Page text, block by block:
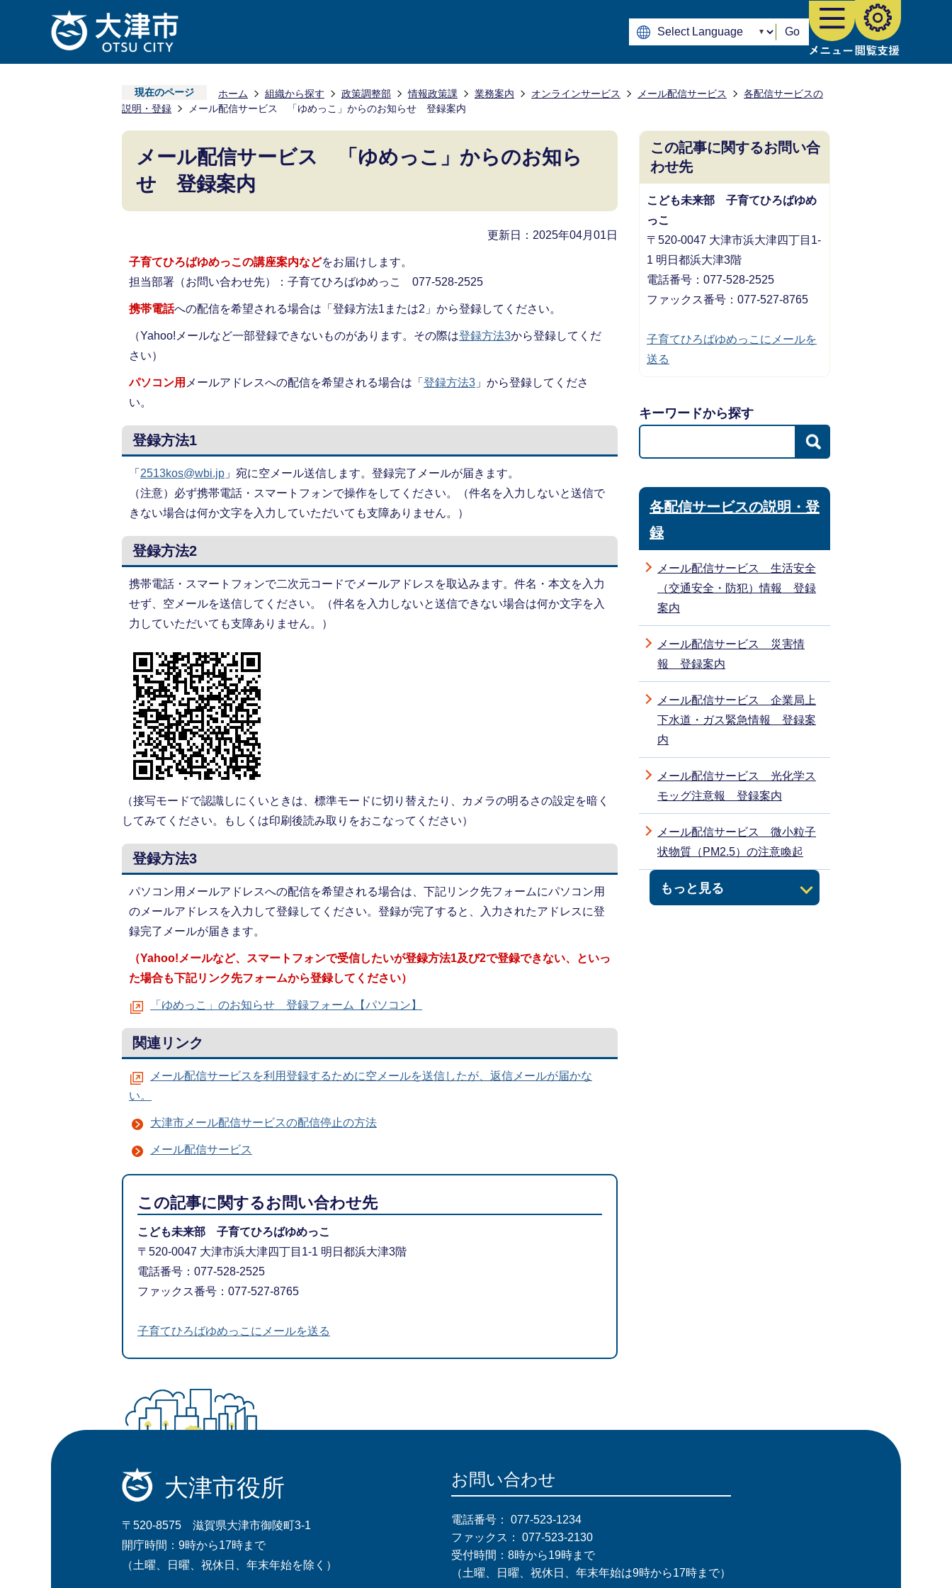
Go
現在のページ ホーム 組織から探す 政策調整部 情報政策課 業務案内 オンラインサービス メール配信サービス
各配信サービスの
説明・登録
メール配信サービス 「ゆめっこ」からのお知らせ 登録案内
メール配信サービス 「ゆめっこ」からのお知ら
せ 登録案内
更新日：2025年04月01日
子育てひろばゆめっこの講座案内などをお届けします。
担当部署（お問い合わせ先）：子育てひろばゆめっこ 077-528-2525
携帯電話への配信を希望される場合は「登録方法1または2」から登録してください。
（Yahoo!メールなど一部登録できないものがあります。その際は登録方法3から登録してくだ
さい）
パソコン用 メールアドレスへの配信を希望される場合は「 登録方法3 」から登録してくださ
い。
登録方法1
「 2513kos@wbi.jp 」宛に空メール送信します。登録完了メールが届きます。
（注意）必ず携帯電話・スマートフォンで操作をしてください。（件名を入力しないと送信で
きない場合は何か文字を入力していただいても支障ありません。）
登録方法2
携帯電話・スマートフォンで二次元コードでメールアドレスを取込みます。件名・本文を入力
せず、空メールを送信してください。（件名を入力しないと送信できない場合は何か文字を入
力していただいても支障ありません。）
（接写モードで認識しにくいときは、標準モードに切り替えたり、カメラの明るさの設定を暗く
してみてください。もしくは印刷後読み取りをおこなってください）
登録方法3
パソコン用メールアドレスへの配信を希望される場合は、下記リンク先フォームにパソコン用
のメールアドレスを入力して登録してください。登録が完了すると、入力されたアドレスに登
録完了メールが届きます。
（Yahoo!メールなど、スマートフォンで受信したいが登録方法1及び2で登録できない、といっ
た場合も下記リンク先フォームから登録してください）
「ゆめっこ」のお知らせ 登録フォーム【パソコン】
関連リンク
メール配信サービスを利用登録するために空メールを送信したが、返信メールが届かな
い。
大津市メール配信サービスの配信停止の方法
メール配信サービス
この記事に関するお問い合わせ先
こども未来部 子育てひろばゆめっこ
〒520-0047 大津市浜大津四丁目1-1 明日都浜大津3階
電話番号：077-528-2525
ファックス番号：077-527-8765
子育てひろばゆめっこにメールを送る
この記事に関するお問い合
わせ先
こども未来部 子育てひろばゆめ
っこ
〒520-0047 大津市浜大津四丁目1-
1 明日都浜大津3階
電話番号：077-528-2525
ファックス番号：077-527-8765
子育てひろばゆめっこにメールを
送る
キーワードから探す
各配信サービスの説明・登
録
メール配信サービス 生活安全
（交通安全・防犯）情報 登録
案内
メール配信サービス 災害情
報 登録案内
メール配信サービス 企業局上
下水道・ガス緊急情報 登録案
内
もっと見る
メール配信サービス 光化学ス
モッグ注意報 登録案内
メール配信サービス 微小粒子
状物質（PM2.5）の注意喚起
大津市役所
〒520-8575 滋賀県大津市御陵町3-1
開庁時間：9時から17時まで
（土曜、日曜、祝休日、年末年始を除く）
お問い合わせ
電話番号： 077-523-1234
ファックス： 077-523-2130
受付時間：8時から19時まで
（土曜、日曜、祝休日、年末年始は9時から17時まで）